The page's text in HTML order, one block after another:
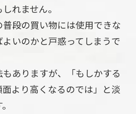
れません。
段の買い物には使用できな
いのかと戸惑ってしまうで
ありますが、「もしかする
より高くなるのでは」と淡